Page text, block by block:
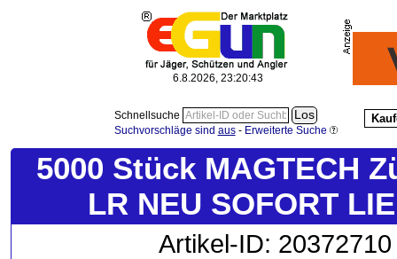
6.8.2026, 23:20:44
Schnellsuche
Suchvorschläge sind aus- Erweiterte Suche
5000 Stück MAGTECH
LR NEU SOFORT
Artikel-ID: